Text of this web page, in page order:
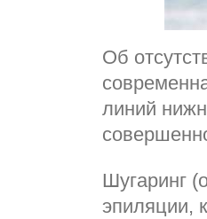
Об
линий
Шугаринг
эпиляции,